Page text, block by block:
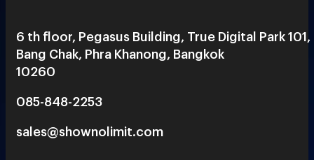
6 th floor, Pegasus Building, True Digital Park 101,
Bang Chak, Phra Khanong, Bangkok
10260
085-848-2253
sales@shownolimit.com